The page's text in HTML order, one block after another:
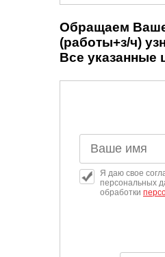
Обращаем Ваше
(работы+з/ч)
Все указанные
Я даю свое
персональных
обработки